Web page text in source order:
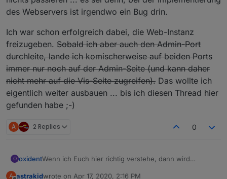
des Webservers ist irgendwo ein Bug drin.
Ich war schon erfolgreich dabei, die Web-Instanz
freizugeben. Sobald ich aber auch den Admin-Port
durchleite, lande ich komischerweise auf beiden Ports
immer nur noch auf der Admin-Seite (und kann daher
nicht mehr auf die Vis-Seite zugreifen). Das wollte ich
eigentlich weiter ausbauen ... bis ich diesen Thread hier
gefunden habe ;-)
A 2 Replies 0
O oxidentWenn ich Euch hier richtig verstehe, dann wird
A astrakidwrote on Apr 17, 2020, 2:16 PM